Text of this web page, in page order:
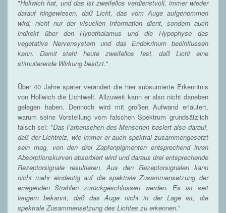
"Hollwich hat, und das ist zweifellos verdienstvoll, immer wieder
darauf hingewiesen, daß Licht, das vom Auge aufgenommen
wird, nicht nur der visuellen Information dient, sondern auch
indirekt über den Hypothalamus und die Hypophyse das
vegetative Nervensystem und das Endokrinum beeinflussen
kann. Damit steht heute zweifellos fest, daß Licht eine
stimulierende Wirkung besitzt."
Über 40 Jahre später verändert die hier subsumierte Erkenntnis
von Hollwich die Lichtwelt. Allzuweit kann er also nicht daneben
gelegen haben. Dennoch wird mit großen Aufwand erläutert,
warum seine Vorstellung vom falschen Spektrum grundsätzlich
falsch sei: "Das Farbensehen des Menschen basiert also darauf,
daß der Lichtreiz, wie immer er auch spektral zusammengesetzt
sein mag, von den drei Zapfenpigmenten entsprechend ihren
Absorptionskurven absorbiert wird und daraus drei entsprechende
Rezeptorsignale resultieren. Aus den Rezeptorsignalen kann
nicht mehr eindeutig auf die spektrale Zusammensetzung der
erregenden Strahlen zurückgeschlossen werden. Es ist seit
langem bekannt, daß das Auge nicht in der Lage ist, die
spektrale Zusammensetzung des Lichtes zu erkennen."